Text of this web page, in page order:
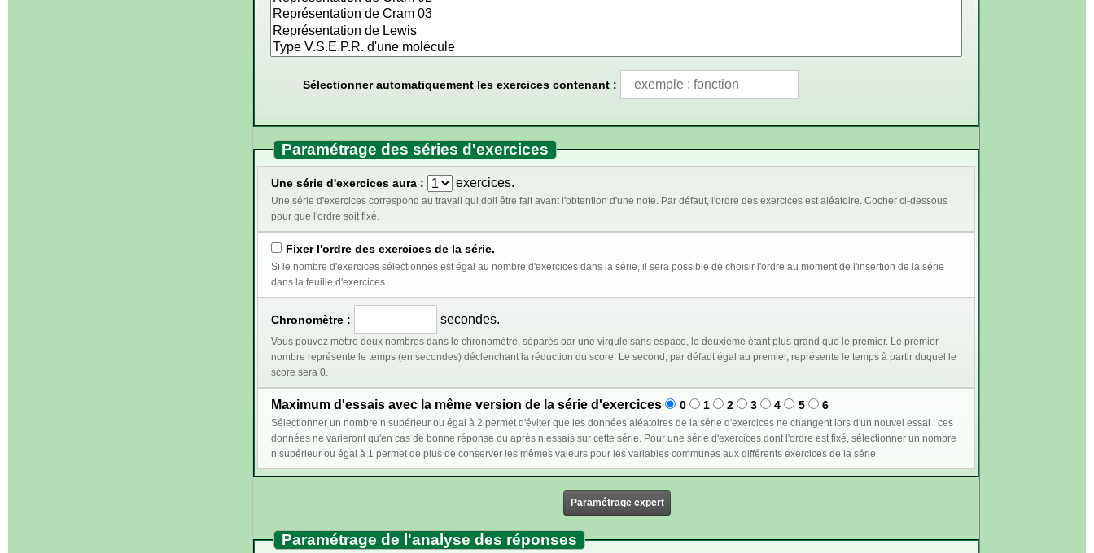
Sélectionner automatiquement les exercices contenant :
Paramétrage des séries d'exercices
Une série d'exercices aura : exercices.
Une série d'exercices correspond au travail qui doit être fait avant l'obtention d'une note. Par défaut, l'ordre des exercices est aléatoire. Cocher ci-dessous
pour que l'ordre soit fixé.
Fixer l'ordre des exercices de la série.
Si le nombre d'exercices sélectionnés est égal au nombre d'exercices dans la série, il sera possible de choisir l'ordre au moment de l'insertion de la série
dans la feuille d'exercices.
Chronomètre : secondes.
Vous pouvez mettre deux nombres dans le chronomètre, séparés par une virgule sans espace, le deuxième étant plus grand que le premier. Le premier
nombre représente le temps (en secondes) déclenchant la réduction du score. Le second, par défaut égal au premier, représente le temps à partir duquel le
score sera 0.
Maximum d'essais avec la même version de la série d'exercices 0 1 2 3 4 5 6
Sélectionner un nombre n supérieur ou égal à 2 permet d'éviter que les données aléatoires de la série d'exercices ne changent lors d'un nouvel essai : ces
données ne varieront qu'en cas de bonne réponse ou après n essais sur cette série. Pour une série d'exercices dont l'ordre est fixé, sélectionner un nombre
n supérieur ou égal à 1 permet de plus de conserver les mêmes valeurs pour les variables communes aux différents exercices de la série.
Paramétrage expert
Paramétrage de l'analyse des réponses